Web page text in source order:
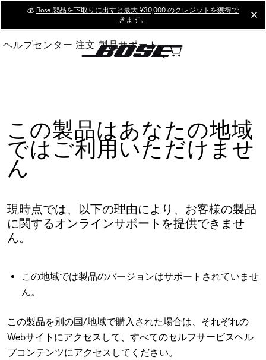
Main
💰 Bose 製品を下取りに出すと最大 ¥30,000 のクレジットを獲得で
きます。
ヘルプセンター 注文 製品サポート
この製品はあなたの地域
ではご利用いただけませ
ん
現時点では、以下の理由により、お客様の製品
に関するオンラインサポートを提供できませ
ん。
この地域では製品のバージョンはサポートされていませ
ん。
この製品を別の国/地域で購入された場合は、それぞれの
Webサイトにアクセスして、すべてのセルフサービスヘル
プコンテンツにアクセスしてください。